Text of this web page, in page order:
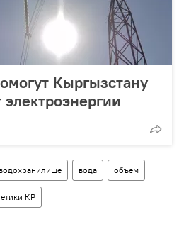
Кыргызстану
вода объем
КР